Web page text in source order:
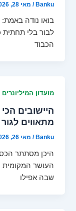
Banku
/ מאי 28, 2026
בואו נודה
לבור בלי
הכבוד
מועדון המיליונרים
היישובים
מתאווים
Banku
/ מאי 26, 2026
היכן מסתתר
העושר המקומית
שבה אפילו